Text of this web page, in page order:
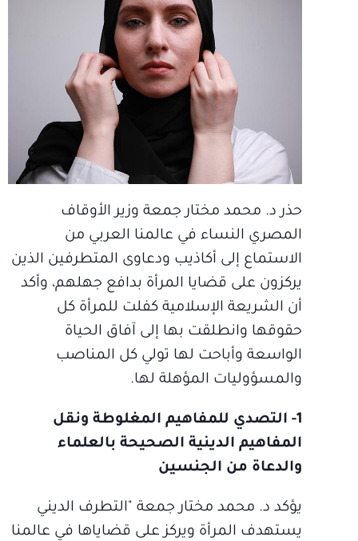
حذر د. محمد مختار جمعة وزير الأوقاف
المصري النساء في عالمنا العربي من
الاستماع إلى أكاذيب ودعاوى المتطرفين الذين
يركزون على قضايا المرأة بدافع جهلهم، وأكد
أن الشريعة الإسلامية كفلت للمرأة كل
حقوقها وانطلقت بها إلى آفاق الحياة
الواسعة وأباحت لها تولي كل المناصب
والمسؤوليات المؤهلة لها.
1- التصدي للمفاهيم المغلوطة ونقل
المفاهيم الدينية الصحيحة بالعلماء
والدعاة من الجنسين
يؤكد د. محمد مختار جمعة "التطرف الديني
يستهدف المرأة ويركز على قضاياها في عالمنا